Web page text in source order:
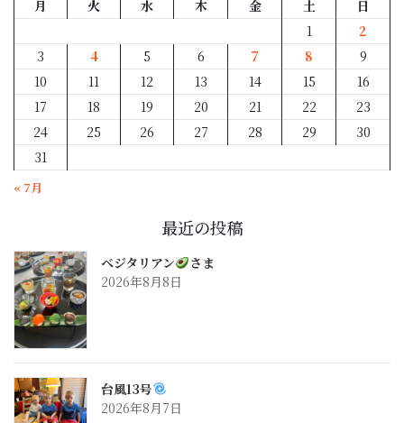
月 火 水 木 金 土
日
1
2
3
4 5 6 7 8
9
10
11 12 13 14 15
16
17
18 19 20 21 22
23
24
25 26 27 28 29
30
31
« 7月
最近の投稿
ベジタリアン
さま
2026年8月8日
台風13号
2026年8月7日